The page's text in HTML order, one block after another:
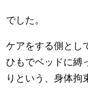
でした。
ケアをする側とし
ひもでベッドに縛
りという、身体拘